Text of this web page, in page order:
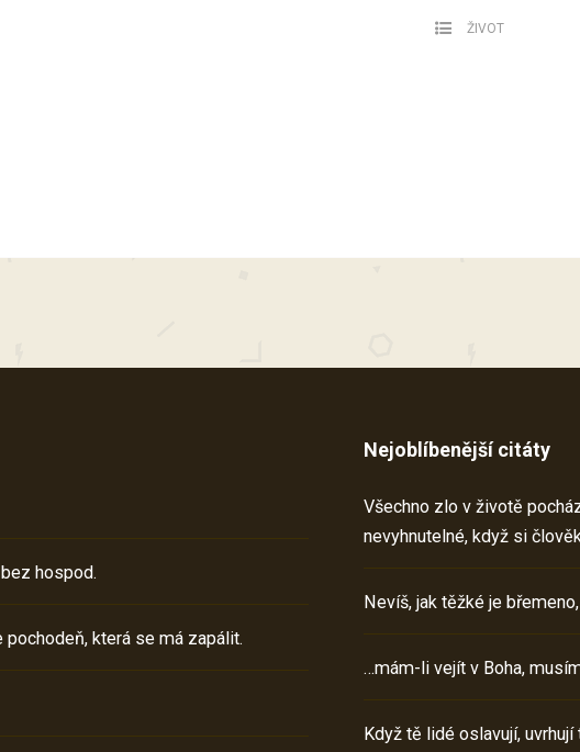
ŽIVOT
hospod.
pochodeň, která se má zapálit.
Nejoblíbenější citáty
Všechno zlo v životě
nevyhnutelné, když si
Nevíš, jak těžké je
…mám-li vejít v Boha,
Když tě lidé oslavují,